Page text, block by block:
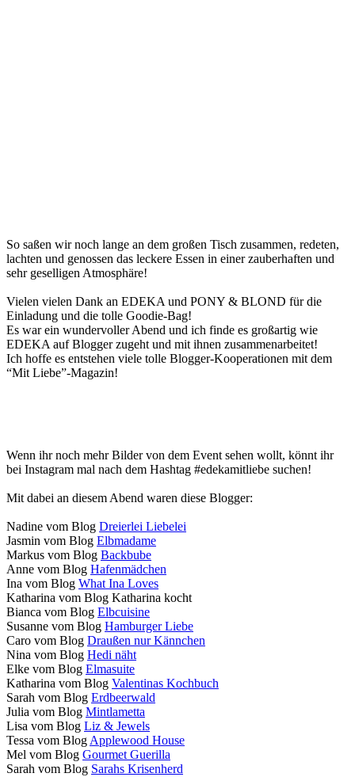
So saßen wir noch lange an dem großen Tisch zusammen, redeten,
lachten und genossen das leckere Essen in einer zauberhaften und
sehr geselligen Atmosphäre!
Vielen vielen Dank an EDEKA und PONY & BLOND für die
Einladung und die tolle Goodie-Bag!
Es war ein wundervoller Abend und ich finde es großartig wie
EDEKA auf Blogger zugeht und mit ihnen zusammenarbeitet!
Ich hoffe es entstehen viele tolle Blogger-Kooperationen mit dem
“Mit Liebe”-Magazin!
Wenn ihr noch mehr Bilder von dem Event sehen wollt, könnt ihr
bei Instagram mal nach dem Hashtag #edekamitliebe suchen!
Mit dabei an diesem Abend waren diese Blogger:
Nadine vom Blog Dreierlei Liebelei
Jasmin vom Blog Elbmadame
Markus vom Blog Backbube
Anne vom Blog Hafenmädchen
Ina vom Blog What Ina Loves
Katharina vom Blog Katharina kocht
Bianca vom Blog Elbcuisine
Susanne vom Blog Hamburger Liebe
Caro vom Blog Draußen nur Kännchen
Nina vom Blog Hedi näht
Elke vom Blog Elmasuite
Katharina vom Blog Valentinas Kochbuch
Sarah vom Blog Erdbeerwald
Julia vom Blog Mintlametta
Lisa vom Blog Liz & Jewels
Tessa vom BlogApplewood House
Mel vom Blog Gourmet Guerilla
Sarah vom Blog Sarahs Krisenherd